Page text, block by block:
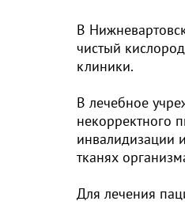
В
чистый
клиники.
В лечебное
некорректного
инвалидизации
тканях
Для лечения